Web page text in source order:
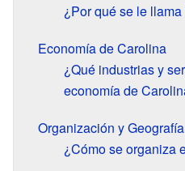
¿Por qué se le
Economía de Carolina
¿Qué industrias y
economía de
Organización y
¿Cómo se organiza